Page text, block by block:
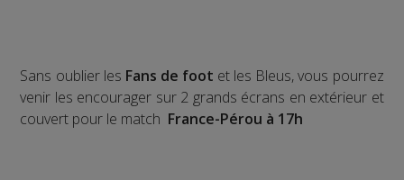
Sans oublier les Fans de foot et les Bleus, vous pourrez
venir les encourager sur 2 grands écrans en extérieur et
couvert pour le match France-Pérou à 17h